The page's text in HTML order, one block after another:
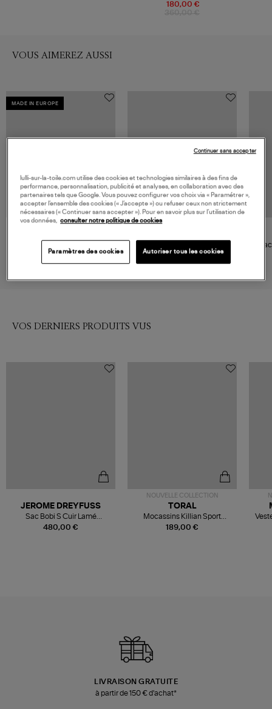
180,00 €
VOUS AIMEREZ AUSSI
MADE IN EUROPE
450,00 €
350,00 €
VOS DERNIERS PRODUITS VUS
480,00 €
JEROME DREYFUSS
Sac Bobi S Cuir Lamé
Champagne
NOUVELLE COLLECTION
189,00 €
TORAL
Mocassins Killian Sport
Mousse
LIVRAISON GRATUITE
à partir de 150 € d'achat*
lulli-sur-la-toile.com utilise des cookies et technologies similaires à des fins de
performance, personnalisation, publicité et analyses, en collaboration avec des
partenaires tels que Google. Vous pouvez configurer vos choix via « Paramétrer »,
accepter l’ensemble des cookies (« J’accepte ») ou refuser ceux non strictement
nécessaires (« Continuer sans accepter »). Pour en savoir plus sur l’utilisation de
vos données,
consulter notre politique de cookies
Paramètres des cookies Autoriser tous les cookies
Continuer sans accepter